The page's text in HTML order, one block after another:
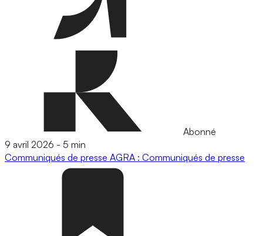
Abonné
9 avril 2026 - 5 min
Communiqués de presse AGRA : Communiqués de presse